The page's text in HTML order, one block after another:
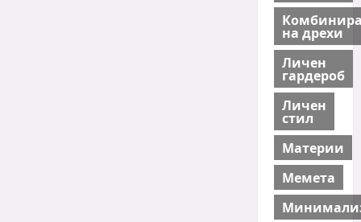
на дрехи
Личен
гардероб
Личен
стил
Материи
Мемета